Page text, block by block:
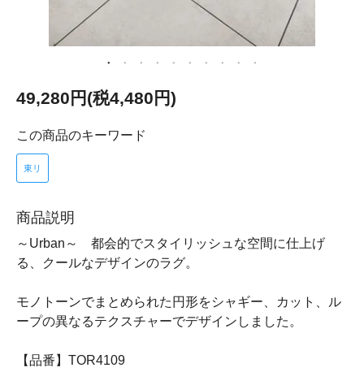
49,280円(税4,480円)
この商品のキーワード
東リ
商品説明
～Urban～ 都会的でスタイリッシュな空間に仕上げ
る、クールなデザインのラグ。
モノトーンでまとめられた円形をシャギー、カット、ル
ープの異なるテクスチャーでデザインしました。
【品番】TOR4109